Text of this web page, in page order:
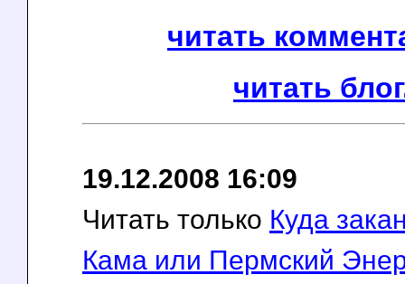
читать
читать
19.12.2008 16:09
Читать только Куда
Кама или Пермский